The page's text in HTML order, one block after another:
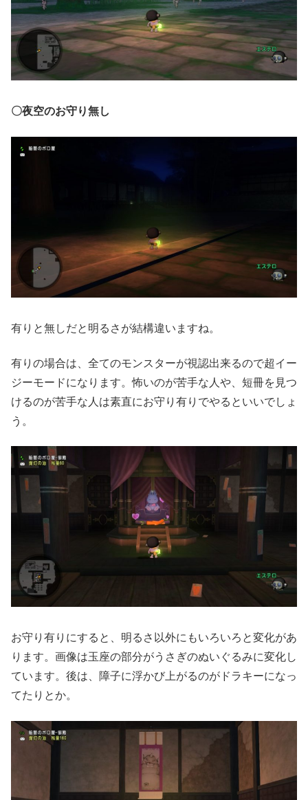
〇夜空のお守り無し
有りと無しだと明るさが結構違いますね。
有りの場合は、全てのモンスターが視認出来るので超イー
ジーモードになります。怖いのが苦手な人や、短冊を見つ
けるのが苦手な人は素直にお守り有りでやるといいでしょ
う。
お守り有りにすると、明るさ以外にもいろいろと変化があ
ります。画像は玉座の部分がうさぎのぬいぐるみに変化し
ています。後は、障子に浮かび上がるのがドラキーになっ
てたりとか。